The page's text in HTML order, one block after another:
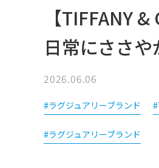
【TIFFANY
日常にささ
2026.06.06
#ラグジュアリーブランド
#ラグジュアリーブランド